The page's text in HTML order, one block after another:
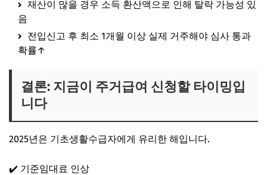
재산이 많을 경우 소득 환산액으로 인해 탈락 가능성 있
음
전입신고 후 최소 1개월 이상 실제 거주해야 심사 통과
확률↑
결론: 지금이 주거급여 신청할 타이밍입
니다
2025년은 기초생활수급자에게 유리한 해입니다.
✔️ 기준임대료 인상